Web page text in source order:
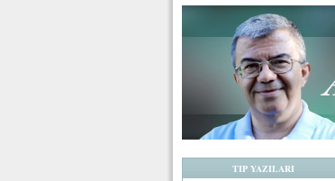
TIP YAZILARI